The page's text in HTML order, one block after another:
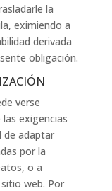
la
eximiendo a
derivada
obligación.
verse
exigencias
de adaptar
por la
o a
web. Por